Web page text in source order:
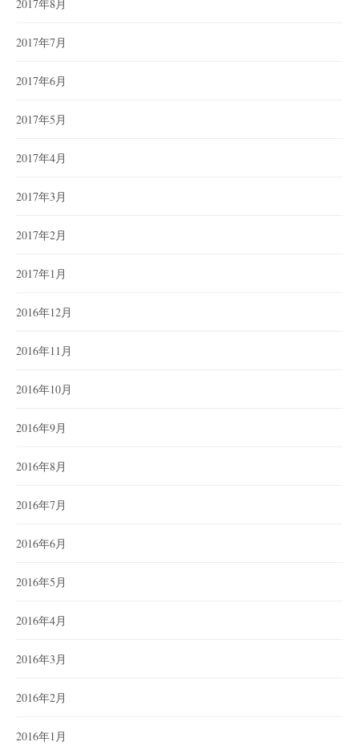
2017年8月
2017年7月
2017年6月
2017年5月
2017年4月
2017年3月
2017年2月
2017年1月
2016年12月
2016年11月
2016年10月
2016年9月
2016年8月
2016年7月
2016年6月
2016年5月
2016年4月
2016年3月
2016年2月
2016年1月